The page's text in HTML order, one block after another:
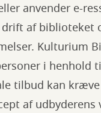
anvender e-
af
Kulturium
i henhold
tilbud kan
af